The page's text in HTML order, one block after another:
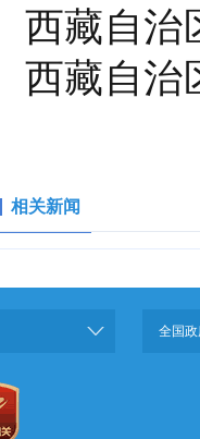
西藏自治
西藏自治
相关新闻
全国